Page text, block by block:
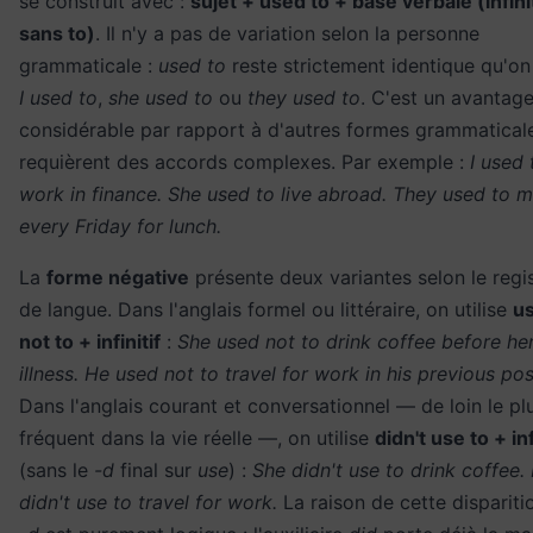
sans to). Il n'y a pas de variation selon la personne
grammaticale : used to reste strictement identique
I used to, she used to ou they used to. C'est un avantage
considérable par rapport à d'autres formes
requièrent des accords complexes. Par exemple : I used
work in finance. She used to live abroad. They used to
every Friday for lunch.
La forme négative présente deux variantes selon le
de langue. Dans l'anglais formel ou littéraire, on utilise
not to + infinitif : She used not to drink coffee before
illness. He used not to travel for work in his previous
Dans l'anglais courant et conversationnel — de loin le
fréquent dans la vie réelle —, on utilise didn't use to +
(sans le -d final sur use) : She didn't use to drink coffee.
didn't use to travel for work. La raison de cette